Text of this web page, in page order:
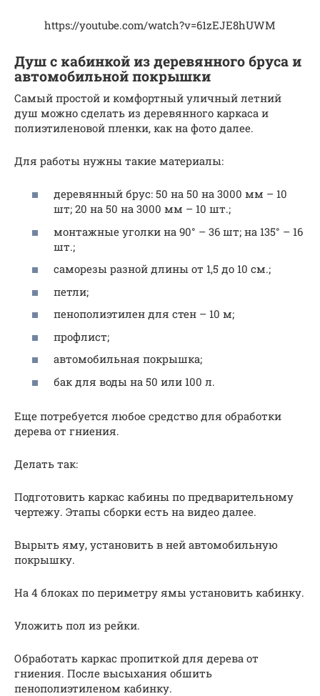
https://youtube.com/watch?v=61zEJE8hUWM
Душ с кабинкой из деревянного бруса и
автомобильной покрышки
Самый простой и комфортный уличный летний
душ можно сделать из деревянного каркаса и
полиэтиленовой пленки, как на фото далее​.
Для работы нужны такие материалы:
деревянный брус: 50 на 50 на 3000 мм – 10
шт; 20 на 50 на 3000 мм – 10 шт.;
монтажные уголки на 90° – 36 шт; на 135° – 16
шт.;
саморезы разной длины от 1,5 до 10 см.;
петли;
пенополиэтилен для стен – 10 м;
профлист;
автомобильная покрышка;
бак для воды на 50 или 100 л.
Еще потребуется любое средство для обработки
дерева от гниения.
Делать так:
Подготовить каркас кабины по предварительному
чертежу. Этапы сборки есть на видео далее.​
Вырыть яму, установить в ней автомобильную
покрышку.
На 4 блоках по периметру ямы установить кабинку.
Уложить пол из рейки.
Обработать каркас пропиткой для дерева от
гниения. После высыхания обшить
пенополиэтиленом кабинку.